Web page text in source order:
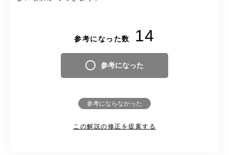
参考になった数 14
参考になった
参考にならなかった
この解説の修正を提案する